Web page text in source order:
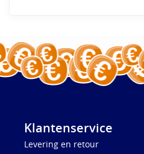
Klantenservice
Levering en retour